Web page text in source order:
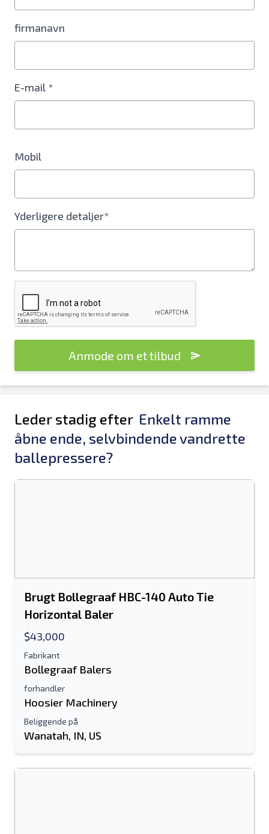
firmanavn
E-mail *
Mobil
Yderligere detaljer*
Anmode om et tilbud
Leder stadig efter Enkelt ramme
åbne ende, selvbindende vandrette
ballepressere?
Brugt Bollegraaf HBC-140 Auto Tie
Horizontal Baler
$43,000
Fabrikant
Bollegraaf Balers
forhandler
Hoosier Machinery
Beliggende på
Wanatah, IN, US